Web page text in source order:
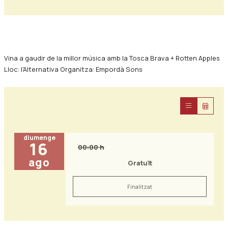
Vina a gaudir de la millor música amb la Tosca Brava + Rotten Apples
Lloc: l'Alternativa Organitza: Empordà Sons
diumenge
16
ago
00:00 h
Gratuït
Finalitzat